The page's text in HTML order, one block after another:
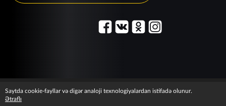
Hüquqi məlumat
T&C information
Saytda cookie-fayllar və digər analoji texnologiyalardan istifadə olunur.
Ətraflı